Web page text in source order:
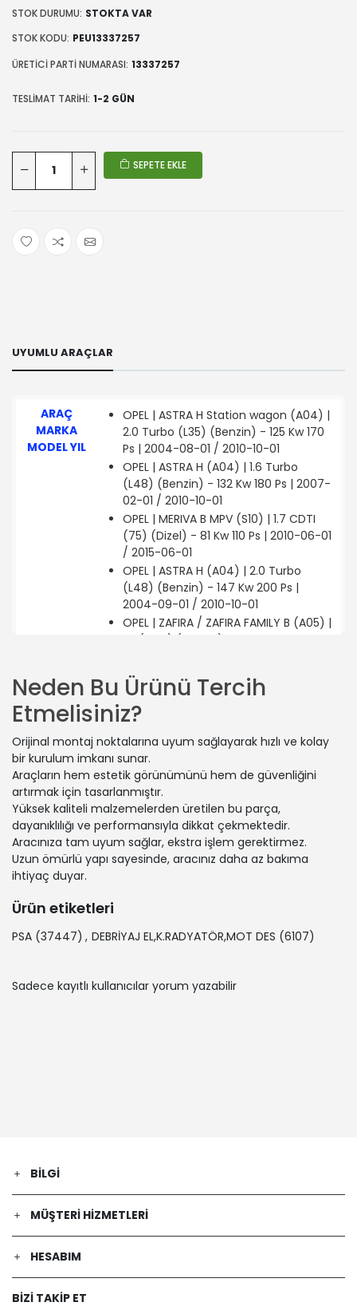
STOK DURUMU: STOKTA VAR
STOK KODU: PEU13337257
ÜRETICI PARTI NUMARASI: 13337257
TESLIMAT TARIHI: 1-2 GÜN
SEPETE EKLE
UYUMLU ARAÇLAR
ARAÇ
MARKA
MODEL YIL
OPEL | ASTRA H Station wagon (A04) |
2.0 Turbo (L35) (Benzin) - 125 Kw 170
Ps | 2004-08-01 / 2010-10-01
OPEL | ASTRA H (A04) | 1.6 Turbo
(L48) (Benzin) - 132 Kw 180 Ps | 2007-
02-01 / 2010-10-01
OPEL | MERIVA B MPV (S10) | 1.7 CDTI
(75) (Dizel) - 81 Kw 110 Ps | 2010-06-01
/ 2015-06-01
OPEL | ASTRA H (A04) | 2.0 Turbo
(L48) (Benzin) - 147 Kw 200 Ps |
2004-09-01 / 2010-10-01
OPEL | ZAFIRA / ZAFIRA FAMILY B (A05) |
1.8 (M75) (Benzin) - 88 Kw 120 Ps |
OPEL | MERIVA B MPV (S10) | 1.6 CDTI
(75) (Dizel) - 81 Kw 110 Ps | 2014-03-01
/ 2017-03-01
OPEL | ASTRA H (A04) | 1.4 (L48)
(Benzin) - 55 Kw 75 Ps | 2004-04-01 /
2004-10-01
OPEL | ASTRA H Station wagon (A04) |
1.4 LPG (L35) (Benzin/oto gaz (LPG))
- 66 Kw 90 Ps | 2009-08-01 / 2010-10-
01
OPEL | ASTRA H Sedan (A04) | 1.7 CDTi
(L69) (Dizel) - 81 Kw 110 Ps | 2007-02-
01 / 2017-01-01
2014-05-01
2004-08-01 / 2010-10-01
OPEL | ASTRA H (A04) | 1.7 CDTI (L48)
1.8 (M75) (Benzin) - 103 Kw 140 Ps |
Neden Bu Ürünü Tercih
Etmelisiniz?
Orijinal montaj noktalarına uyum sağlayarak hızlı ve kolay
bir kurulum imkanı sunar.
Araçların hem estetik görünümünü hem de güvenliğini
artırmak için tasarlanmıştır.
Yüksek kaliteli malzemelerden üretilen bu parça,
dayanıklılığı ve performansıyla dikkat çekmektedir.
Aracınıza tam uyum sağlar, ekstra işlem gerektirmez.
Uzun ömürlü yapı sayesinde, aracınız daha az bakıma
ihtiyaç duyar.
Ürün etiketleri
PSA (37447) , DEBRİYAJ EL,K.RADYATÖR,MOT DES (6107)
Sadece kayıtlı kullanıcılar yorum yazabilir
BILGI
MÜŞTERI HIZMETLERI
HESABIM
BIZI TAKIP ET